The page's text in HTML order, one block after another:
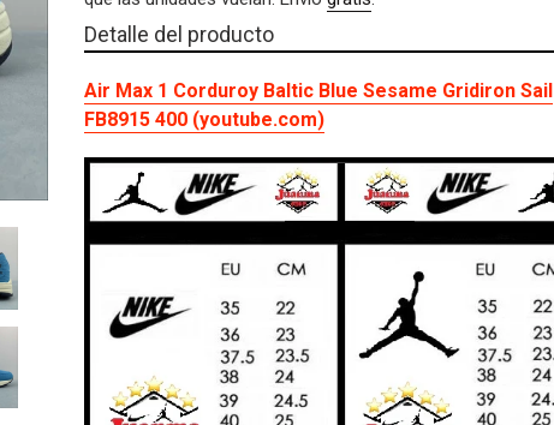
SIGUIENTE
DIAPOSITIVA
venta
Agregando
el
producto
a
tu
carrito
compra
Detalle del producto
Air Max 1 Corduroy Baltic Blue Sesame Gridiron Sail
FB8915 400 (youtube.com)